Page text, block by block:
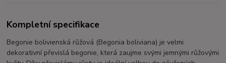
Kompletní specifikace
Begonie bolivienská růžová (Begonia boliviana) je velmi
dekorativní převislá begonie, která zaujme svými jemnými růžovými